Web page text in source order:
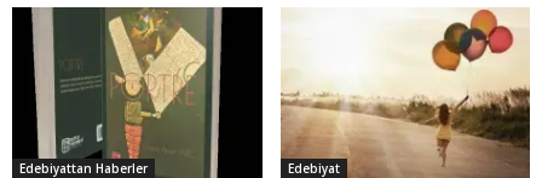
Edebiyattan Haberler Edebiyat